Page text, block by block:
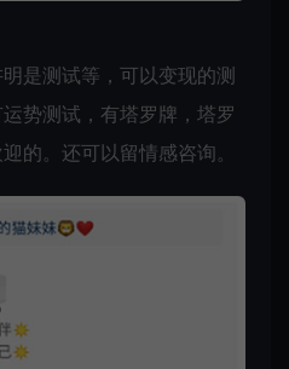
是测试等，可以变现的测
势测试，有塔罗牌，塔罗
的。还可以留情感咨询。